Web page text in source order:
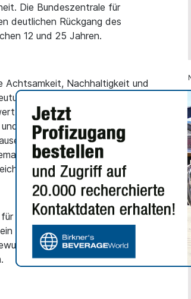
Die Bundeszentrale für
deutlichen Rückgang des
12 und 25 Jahren.
Achtsamkeit, Nachhaltigkeit und
Alkohol verliert als Symbol für
"instagrammable". Unter
ihre bunten Kreationen.
entwickeln eigene Mocktail-
alkoholfreie Karten.
sich entdeckt. Für sie sind die
bewusstes Statement. Auch
Menschen aller Altersgruppen